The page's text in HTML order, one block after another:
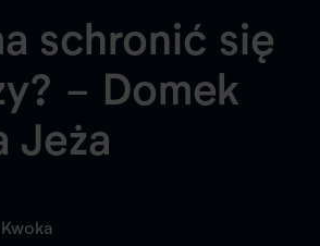
schronić się
- Domek
Jeża